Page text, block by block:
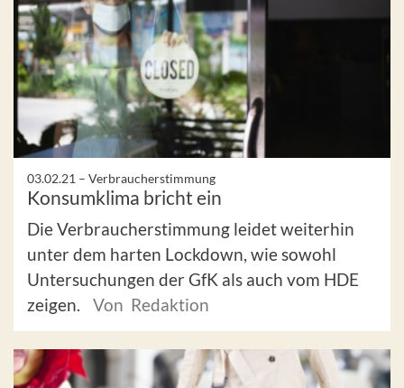
03.02.21 – Verbraucherstimmung
Konsumklima bricht ein
Die Verbraucherstimmung leidet weiterhin
unter dem harten Lockdown, wie sowohl
Untersuchungen der GfK als auch vom HDE
zeigen.
Von Redaktion